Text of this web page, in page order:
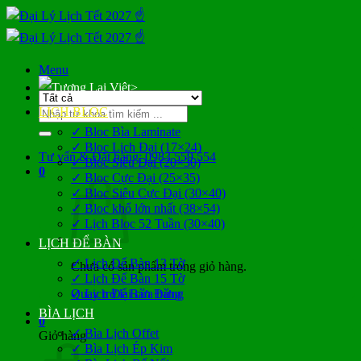
Bỏ
qua
nội
Menu
Tìm
kiếm:
Tư vấn & Đặt hàng: 0983 559 554
0
Chưa có sản phẩm trong giỏ hàng.
Quay trở lại cửa hàng
0
Giỏ hàng
>
LỊCH BLOC
✓ Bloc Bìa Laminate
✓ Bloc Lịch Đại (17×24)
✓ Bloc Siêu Đại (20×30)
✓ Bloc Cực Đại (25×35)
✓ Bloc Siêu Cực Đại (30×40)
✓ Bloc khổ lớn nhất (38×54)
✓ Lịch Bloc 52 Tuần (30×40)
LỊCH ĐỂ BÀN
✓ Lịch Để Bàn 13 Tờ
✓ Lịch Để Bàn 15 Tờ
✓ Lịch Để Bàn Đứng
BÌA LỊCH
✓ Bìa Lịch Offet
✓ Bìa Lịch Ép Kim